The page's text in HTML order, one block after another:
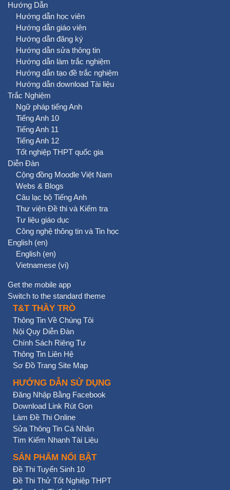
Hướng Dẫn
Hướng dẫn học viên
Hướng dẫn giáo viên
Hướng dẫn đăng ký
Hướng dẫn sửa thông tin
Hướng dẫn làm trắc nghiệm
Hướng dẫn tạo đề trắc nghiệm
Hướng dẫn download Tài liệu
Trắc Nghiệm
Ngữ pháp tiếng Anh
Tiếng Anh 10
Tiếng Anh 11
Tiếng Anh 12
Tốt nghiệp THPT quốc gia
Diễn Đàn
Cộng đồng Moodle Việt Nam
Webs & Blogs
Câu lạc bộ Tiếng Anh
Thư viện Đề thi và Kiểm tra
Tư liệu giáo dục
Công nghệ thông tin và Tin học
English ‎(en)‎
English ‎(en)‎
Vietnamese ‎(vi)‎
Get the mobile app
Switch to the standard theme
T&T THẦY TRÒ
Thông Tin Về Chúng Tôi
Nội Quy Diễn Đàn
Chính Sách Riêng Tư
Thông Tin Liên Hệ
Sơ Đồ Trang Site Map
HƯỚNG DẪN SỬ DỤNG
Đăng Nhập Bằng Facebook
Download Link Rút Gọn
Làm Đề Thi Online
Sửa Thông Tin Cá Nhân
Tìm Kiếm Nhanh Tài Liệu
SẢN PHẨM NỔI BẬT
Đề Thi Tuyển Sinh 10
Đề Thi Thử Tốt Nghiệp THPT